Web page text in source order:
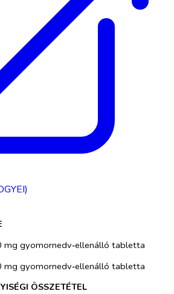
mg gyomornedv‑ellenálló tabletta
mg gyomornedv‑ellenálló tabletta
ÖSSZETÉTEL